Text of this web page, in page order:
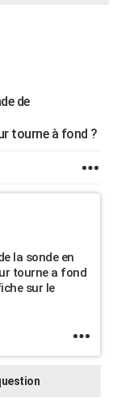
de
tourne à fond ?
la sonde en
tourne a fond
sur le